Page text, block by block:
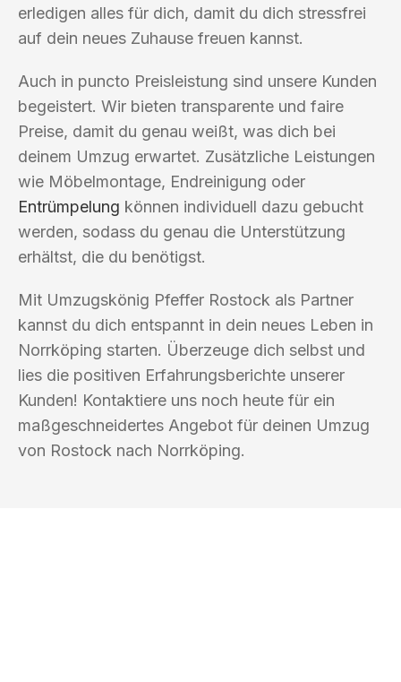
erledigen alles für dich, damit du dich stressfrei
auf dein neues Zuhause freuen kannst.
Auch in puncto Preisleistung sind unsere Kunden
begeistert. Wir bieten transparente und faire
Preise, damit du genau weißt, was dich bei
deinem Umzug erwartet. Zusätzliche Leistungen
wie Möbelmontage, Endreinigung oder
Entrümpelung können individuell dazu gebucht
werden, sodass du genau die Unterstützung
erhältst, die du benötigst.
Mit Umzugskönig Pfeffer Rostock als Partner
kannst du dich entspannt in dein neues Leben in
Norrköping starten. Überzeuge dich selbst und
lies die positiven Erfahrungsberichte unserer
Kunden! Kontaktiere uns noch heute für ein
maßgeschneidertes Angebot für deinen Umzug
von Rostock nach Norrköping.